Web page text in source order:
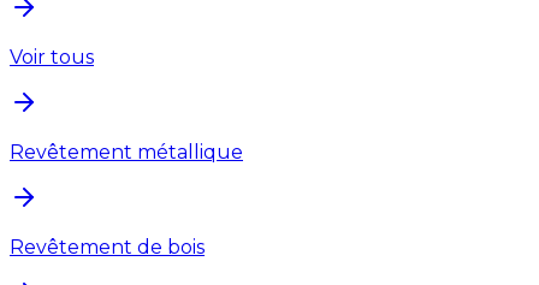
Voir tous
Revêtement métallique
Revêtement de bois